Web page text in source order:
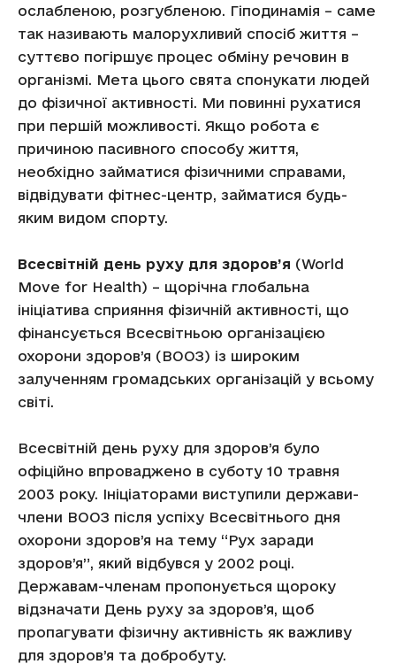
ослабленою, розгубленою. Гіподинамія – саме
так називають малорухливий спосіб життя –
суттєво погіршує процес обміну речовин в
організмі. Мета цього свята спонукати людей
до фізичної активності. Ми повинні рухатися
при першій можливості. Якщо робота є
причиною пасивного способу життя,
необхідно займатися фізичними справами,
відвідувати фітнес-центр, займатися будь-
яким видом спорту.
Всесвітній день руху для здоров’я (World
Move for Health) – щорічна глобальна
ініціатива сприяння фізичній активності, що
фінансується Всесвітньою організацією
охорони здоров’я (ВООЗ) із широким
залученням громадських організацій у всьому
світі.
Всесвітній день руху для здоров’я було
офіційно впроваджено в суботу 10 травня
2003 року. Ініціаторами виступили держави-
члени ВООЗ після успіху Всесвітнього дня
охорони здоров’я на тему “Рух заради
здоров’я”, який відбувся у 2002 році.
Державам-членам пропонується щороку
відзначати День руху за здоров’я, щоб
пропагувати фізичну активність як важливу
для здоров’я та добробуту.